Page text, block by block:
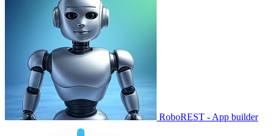
RoboREST - App builder